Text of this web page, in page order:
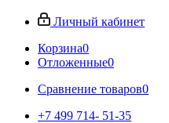
Личный кабинет
Корзина0
Отложенные0
Сравнение товаров0
+7 499 714- 51-35